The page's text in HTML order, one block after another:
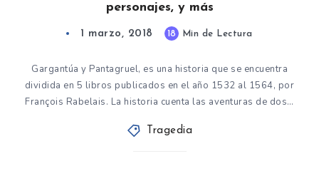
personajes, y más
1 marzo, 2018 18 Min de Lectura
Gargantúa y Pantagruel, es una historia que se encuentra
dividida en 5 libros publicados en el año 1532 al 1564, por
François Rabelais. La historia cuenta las aventuras de dos…
Tragedia